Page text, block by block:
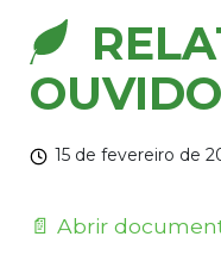
15 de fevereiro de
📄 Abrir